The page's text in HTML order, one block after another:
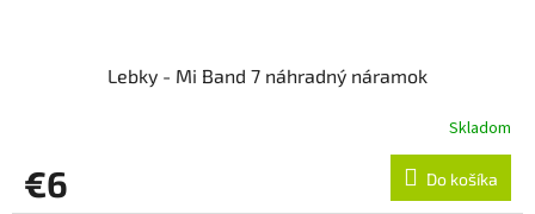
Lebky - Mi Band 7 náhradný náramok
Skladom
€6 Do košíka